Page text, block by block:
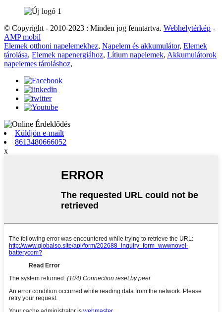
© Copyright - 2010-2023 : Minden jog fenntartva. Webhelytérkép -
AMP mobil
Elemek otthoni napelemekhez, Napelem és akkumulátor, Elemek
tárolása, Elemek napenergiához, Lítium napelemek, Akkumulátorok
napelemes tároláshoz,
Küldjön e-mailt
8613480666052
x